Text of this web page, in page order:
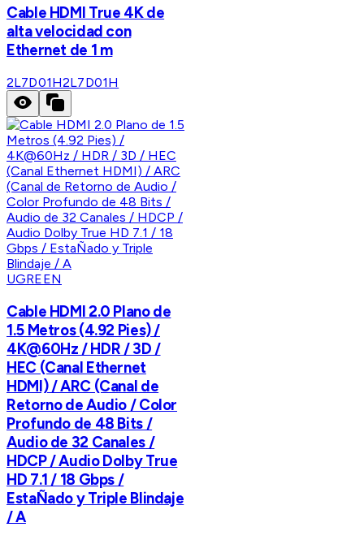
Cable HDMI True 4K de
alta velocidad con
Ethernet de 1 m
2L7D01H2L7D01H
UGREEN
Cable HDMI 2.0 Plano de
1.5 Metros (4.92 Pies) /
4K@60Hz / HDR / 3D /
HEC (Canal Ethernet
HDMI) / ARC (Canal de
Retorno de Audio / Color
Profundo de 48 Bits /
Audio de 32 Canales /
HDCP / Audio Dolby True
HD 7.1 / 18 Gbps /
EstaÑado y Triple Blindaje
/ A